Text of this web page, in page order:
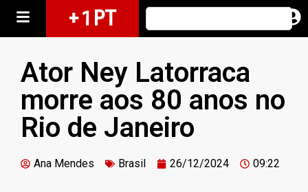
+ 1 PT
Ator Ney Latorraca
morre aos 80 anos no
Rio de Janeiro
Ana Mendes Brasil 26/12/2024 09:22